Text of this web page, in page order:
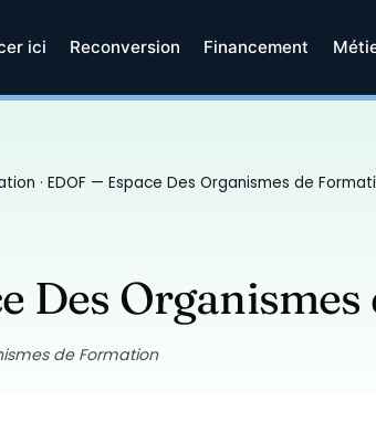
ici Reconversion Financement
· EDOF — Espace Des Organismes de
Des
de Formation